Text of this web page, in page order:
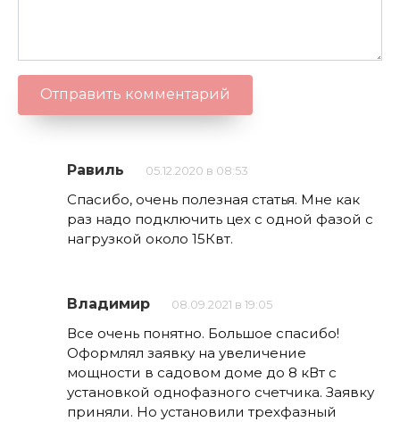
Равиль 05.12.2020 в 08:53
Спасибо, очень полезная статья. Мне как
раз надо подключить цех с одной фазой с
нагрузкой около 15Квт.
Владимир 08.09.2021 в 19:05
Все очень понятно. Большое спасибо!
Оформлял заявку на увеличение
мощности в садовом доме до 8 кВт с
установкой однофазного счетчика. Заявку
приняли. Но установили трехфазный